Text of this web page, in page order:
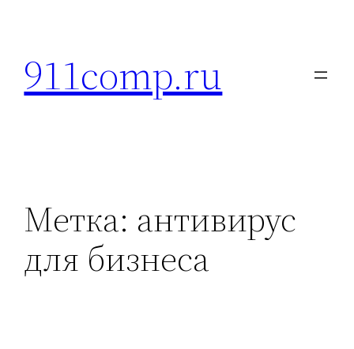
содержимому
911comp.ru
Метка: антивирус
для бизнеса